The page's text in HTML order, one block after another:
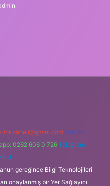
Teams:
0262 606 0 726 Telegram:
gereğince Bilgi Teknolojileri
onaylanmış bir Yer Sağlayıcı